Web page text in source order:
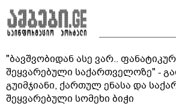
"ბავშვობიდან ასე ვარ..
შეყვარებული საქართველოზე" -
გუიმჯიანი, ქართულ ენასა და
შეყვარებული სომეხი ბიჭი